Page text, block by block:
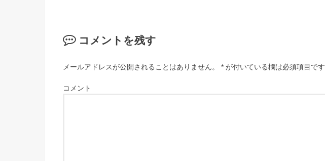
コメントを残す
メールアドレスが公開されることはありません。 * が付いている欄は必須項目です
コメント